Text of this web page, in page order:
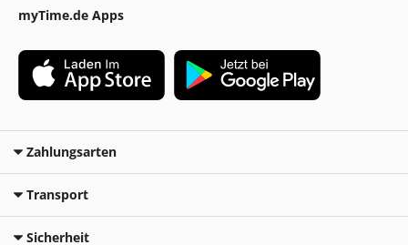
myTime.de Apps
Zahlungsarten
Transport
Sicherheit